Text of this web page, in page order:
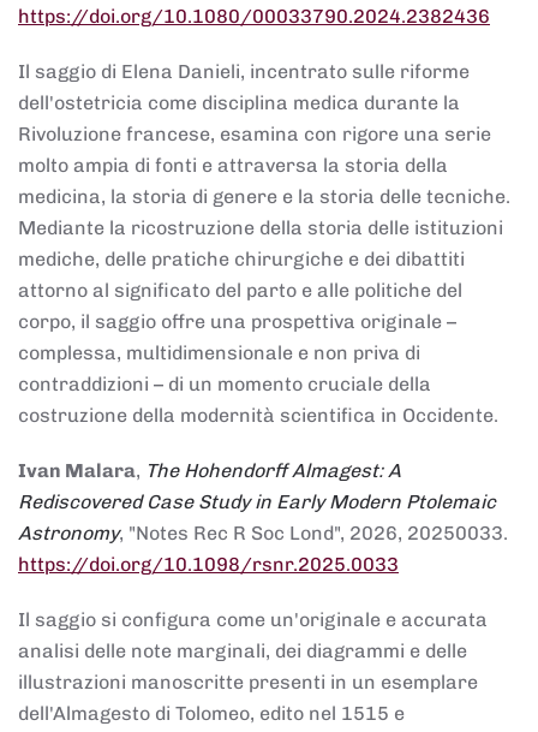
https://doi.org/10.1080/00033790.2024.2382436
Il saggio di Elena Danieli, incentrato sulle riforme
dell'ostetricia come disciplina medica durante la
Rivoluzione francese, esamina con rigore una serie
molto ampia di fonti e attraversa la storia della
medicina, la storia di genere e la storia delle tecniche.
Mediante la ricostruzione della storia delle istituzioni
mediche, delle pratiche chirurgiche e dei dibattiti
attorno al significato del parto e alle politiche del
corpo, il saggio offre una prospettiva originale –
complessa, multidimensionale e non priva di
contraddizioni – di un momento cruciale della
costruzione della modernità scientifica in Occidente.
Ivan Malara, The Hohendorff Almagest: A
Rediscovered Case Study in Early Modern Ptolemaic
Astronomy, "Notes Rec R Soc Lond", 2026, 20250033.
https://doi.org/10.1098/rsnr.2025.0033
Il saggio si configura come un'originale e accurata
analisi delle note marginali, dei diagrammi e delle
illustrazioni manoscritte presenti in un esemplare
dell'Almagesto di Tolomeo, edito nel 1515 e